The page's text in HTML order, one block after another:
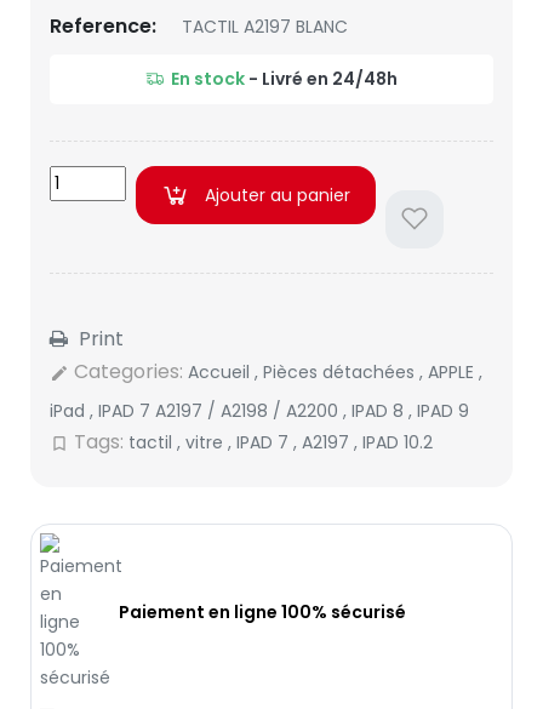
Reference: TACTIL A2197 BLANC
En stock - Livré en 24/48h
Ajouter au panier
Print
edit Categories: Accueil , Pièces détachées , APPLE ,
iPad , IPAD 7 A2197 / A2198 / A2200 , IPAD 8 , IPAD 9
bookmark_border Tags: tactil , vitre , IPAD 7 , A2197 , IPAD 10.2
Paiement en ligne 100% sécurisé